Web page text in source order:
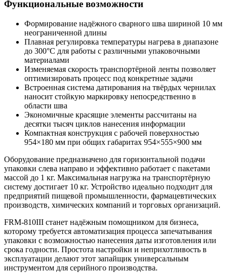
Функциональные возможности
Формирование надёжного сварного шва шириной 10 мм
неограниченной длины
Плавная регулировка температуры нагрева в диапазоне
до 300°C для работы с различными упаковочными
материалами
Изменяемая скорость транспортёрной ленты позволяет
оптимизировать процесс под конкретные задачи
Встроенная система датирования на твёрдых чернилах
наносит стойкую маркировку непосредственно в
области шва
Экономичные красящие элементы рассчитаны на
десятки тысяч циклов нанесения информации
Компактная конструкция с рабочей поверхностью
954×180 мм при общих габаритах 954×555×900 мм
Оборудование предназначено для горизонтальной подачи
упаковки слева направо и эффективно работает с пакетами
массой до 1 кг. Максимальная нагрузка на транспортёрную
систему достигает 10 кг. Устройство идеально подходит для
предприятий пищевой промышленности, фармацевтических
производств, химических компаний и торговых организаций.
FRM-810III станет надёжным помощником для бизнеса,
которому требуется автоматизация процесса запечатывания
упаковки с возможностью нанесения даты изготовления или
срока годности. Простота настройки и неприхотливость в
эксплуатации делают этот запайщик универсальным
инструментом для серийного производства.